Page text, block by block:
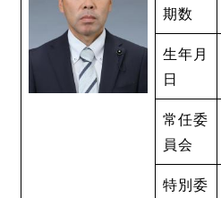
期数
生年月
日
常任委
員会
特別委